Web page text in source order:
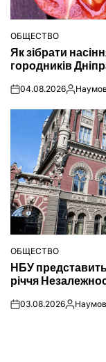
ОПУБЛІКУВАТИ
У
ОБЩЕСТВО
Як зібрати
городників
on04.08.2026
ОПУБЛІКУВАТИ
У
ОБЩЕСТВО
НБУ
річчя
on03.08.2026